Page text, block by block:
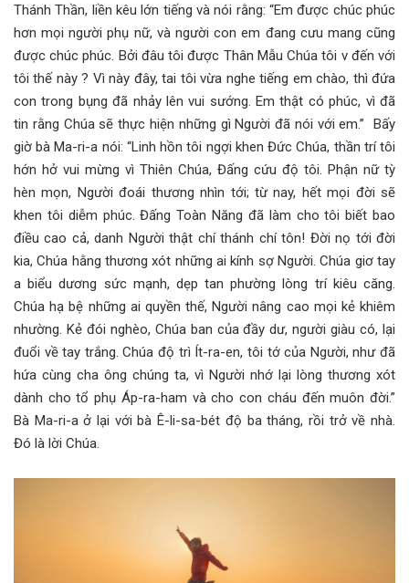
Thánh Thần, liền kêu lớn tiếng và nói rằng: “Em được chúc phúc
hơn mọi người phụ nữ, và người con em đang cưu mang cũng
được chúc phúc. Bởi đâu tôi được Thân Mẫu Chúa tôi v đến với
tôi thế này ? Vì này đây, tai tôi vừa nghe tiếng em chào, thì đứa
con trong bụng đã nhảy lên vui sướng. Em thật có phúc, vì đã
tin rằng Chúa sẽ thực hiện những gì Người đã nói với em.” Bấy
giờ bà Ma-ri-a nói: “Linh hồn tôi ngợi khen Đức Chúa, thần trí tôi
hớn hở vui mừng vì Thiên Chúa, Đấng cứu độ tôi. Phận nữ tỳ
hèn mọn, Người đoái thương nhìn tới; từ nay, hết mọi đời sẽ
khen tôi diễm phúc. Đấng Toàn Năng đã làm cho tôi biết bao
điều cao cả, danh Người thật chí thánh chí tôn! Đời nọ tới đời
kia, Chúa hằng thương xót những ai kính sợ Người. Chúa giơ tay
a biểu dương sức mạnh, dẹp tan phường lòng trí kiêu căng.
Chúa hạ bệ những ai quyền thế, Người nâng cao mọi kẻ khiêm
nhường. Kẻ đói nghèo, Chúa ban của đầy dư, người giàu có, lại
đuổi về tay trắng. Chúa độ trì Ít-ra-en, tôi tớ của Người, như đã
hứa cùng cha ông chúng ta, vì Người nhớ lại lòng thương xót
dành cho tổ phụ Áp-ra-ham và cho con cháu đến muôn đời.”
Bà Ma-ri-a ở lại với bà Ê-li-sa-bét độ ba tháng, rồi trở về nhà.
Đó là lời Chúa.